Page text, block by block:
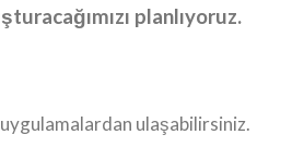
planlıyoruz.
ulaşabilirsiniz.